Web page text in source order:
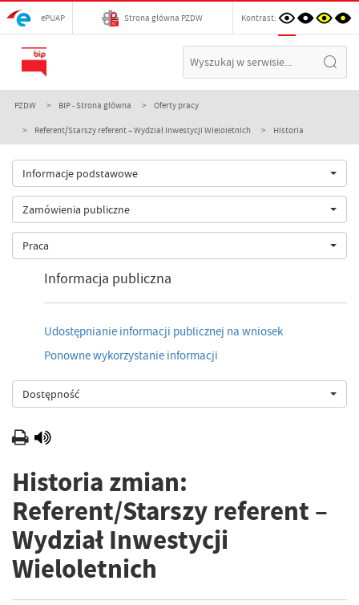
ePUAP Strona główna PZDW Kontrast:
PZDW BIP - Strona główna Oferty pracy
Referent/Starszy referent – Wydział Inwestycji Wieloletnich Historia
Informacje podstawowe
Zamówienia publiczne
Praca
Informacja publiczna
Udostępnianie informacji publicznej na wniosek
Ponowne wykorzystanie informacji
Dostępność
Historia zmian:
Referent/Starszy referent –
Wydział Inwestycji
Wieloletnich